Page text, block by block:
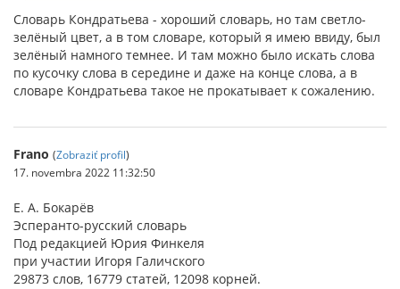
Словарь Кондратьева - хороший словарь, но там светло-
зелёный цвет, а в том словаре, который я имею ввиду, был
зелёный намного темнее. И там можно было искать слова
по кусочку слова в середине и даже на конце слова, а в
словаре Кондратьева такое не прокатывает к сожалению.
Frano (Zobraziť profil)
17. novembra 2022 11:32:50
Е. А. Бокарёв
Эсперанто-русский словарь
Под редакцией Юрия Финкеля
при участии Игоря Галичского
29873 слов, 16779 статей, 12098 корней.